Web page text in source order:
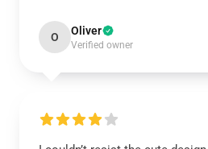
O Oliver
Verified owner